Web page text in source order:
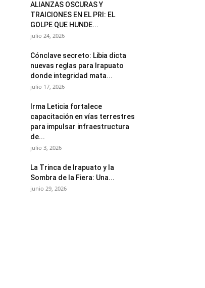
ALIANZAS OSCURAS Y
TRAICIONES EN EL PRI: EL
GOLPE QUE HUNDE...
julio 24, 2026
Cónclave secreto: Libia dicta
nuevas reglas para Irapuato
donde integridad mata...
julio 17, 2026
Irma Leticia fortalece
capacitación en vías terrestres
para impulsar infraestructura
de...
julio 3, 2026
​La Trinca de Irapuato y la
Sombra de la Fiera: Una...
junio 29, 2026